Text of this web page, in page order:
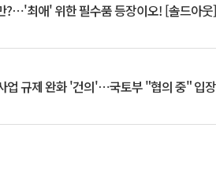
?⋯'최애' 위한 필수품 등장이오! [솔드아웃]
업 규제 완화 '건의'⋯국토부 "협의 중" 입